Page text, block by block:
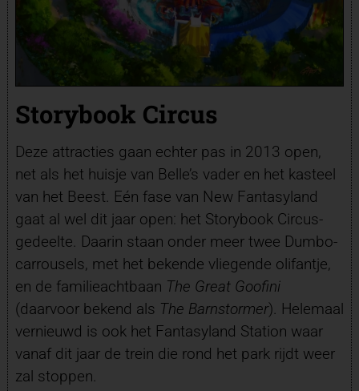
Storybook Circus
Deze attracties gaan echter pas in 2013 open,
net als het huisje van Belle’s vader en het kasteel
van het Beest. Eén fase van New Fantasyland
gaat al wel dit jaar open: het Storybook Circus-
gedeelte. Daarin staan onder meer twee Dumbo-
carrousels, met het bekende vliegende olifantje,
en de familieachtbaan The Great Goofini
(daarvoor bekend als The Barnstormer). Helemaal
vernieuwd is ook het Fantasyland Station waar
vanaf dit jaar de trein die rond het park rijdt weer
zal stoppen.